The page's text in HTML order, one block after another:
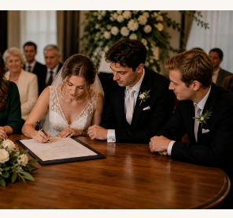
ersten Stunden klar halten, ohne dass